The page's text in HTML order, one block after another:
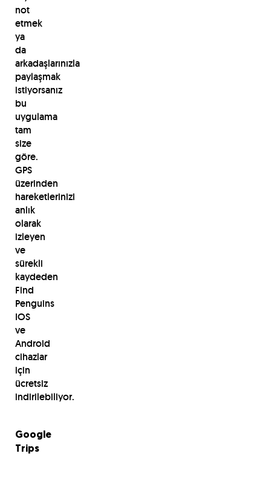
not
etmek
ya
da
arkadaşlarınızla
paylaşmak
istiyorsanız
bu
uygulama
tam
size
göre.
GPS
üzerinden
hareketlerinizi
anlık
olarak
izleyen
ve
sürekli
kaydeden
Find
Penguins
IOS
ve
Android
cihazlar
için
ücretsiz
indirilebiliyor.
Google
Trips